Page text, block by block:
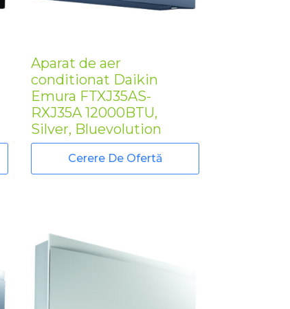
Aparat de aer
conditionat Daikin
Emura FTXJ35AS-
RXJ35A 12000BTU,
Silver, Bluevolution
Cerere De Ofertă